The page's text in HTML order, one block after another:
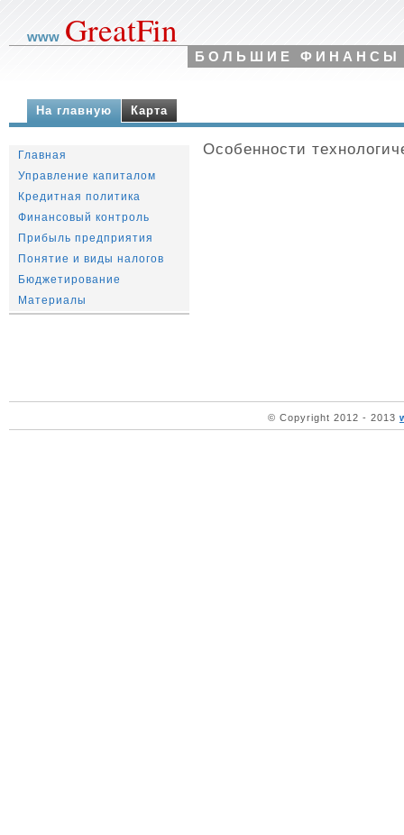
www GreatFin
БОЛЬШИЕ ФИНАНСЫ
На главную Карта
Особенности
Главная
Управление капиталом
Кредитная политика
Финансовый контроль
Прибыль предприятия
Понятие и виды налогов
Бюджетирование
Материалы
© Copyright 2012 - 2013